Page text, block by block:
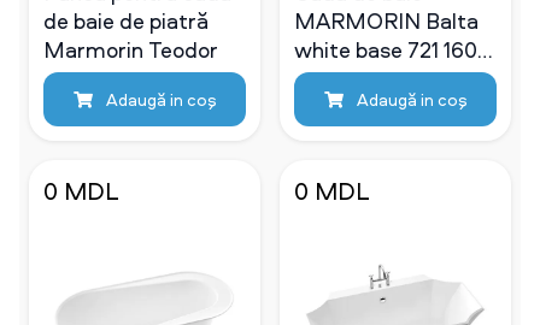
de baie de piatră
Marmorin Teodor
Adaugă in coş
MARMORIN Balta
white base 721 160
020 XX X
Adaugă in coş
0 MDL 0 MDL